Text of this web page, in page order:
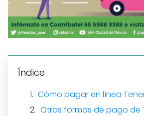
Índice
Cómo pagar en línea
Otras formas de pago de